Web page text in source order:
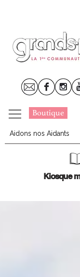
Boutique
Aidons nos Aidants
Kiosque